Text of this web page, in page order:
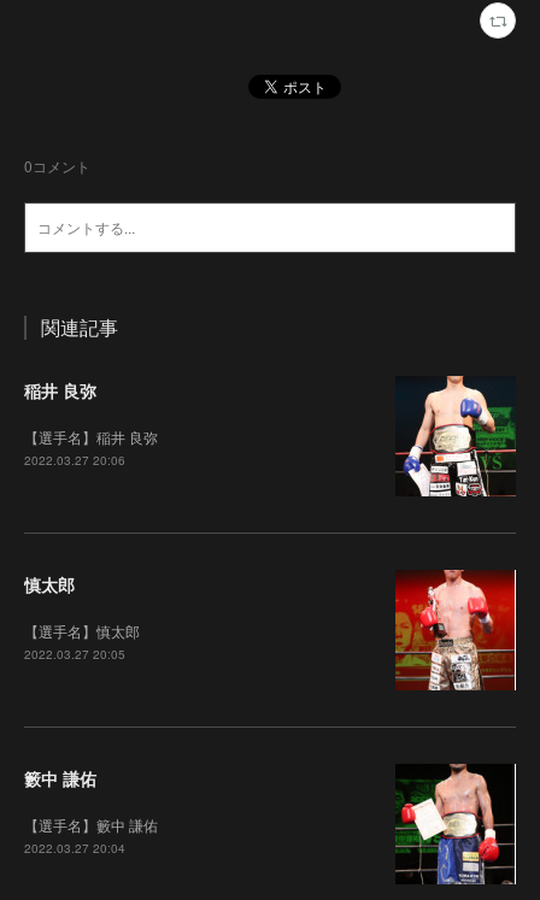
0コメント
関連記事
稲井 良弥
【選手名】稲井 良弥
2022.03.27 20:06
慎太郎
【選手名】慎太郎
2022.03.27 20:05
籔中 謙佑
【選手名】籔中 謙佑
2022.03.27 20:04